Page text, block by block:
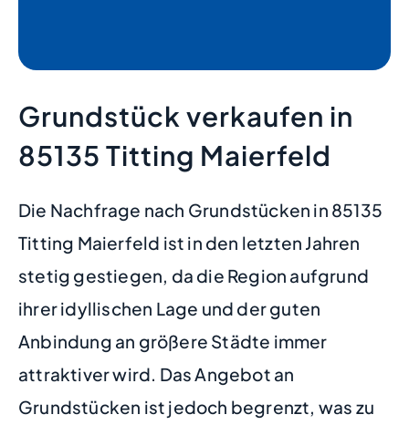
Grundstück verkaufen in
85135 Titting Maierfeld
Die Nachfrage nach Grundstücken in 85135
Titting Maierfeld ist in den letzten Jahren
stetig gestiegen, da die Region aufgrund
ihrer idyllischen Lage und der guten
Anbindung an größere Städte immer
attraktiver wird. Das Angebot an
Grundstücken ist jedoch begrenzt, was zu